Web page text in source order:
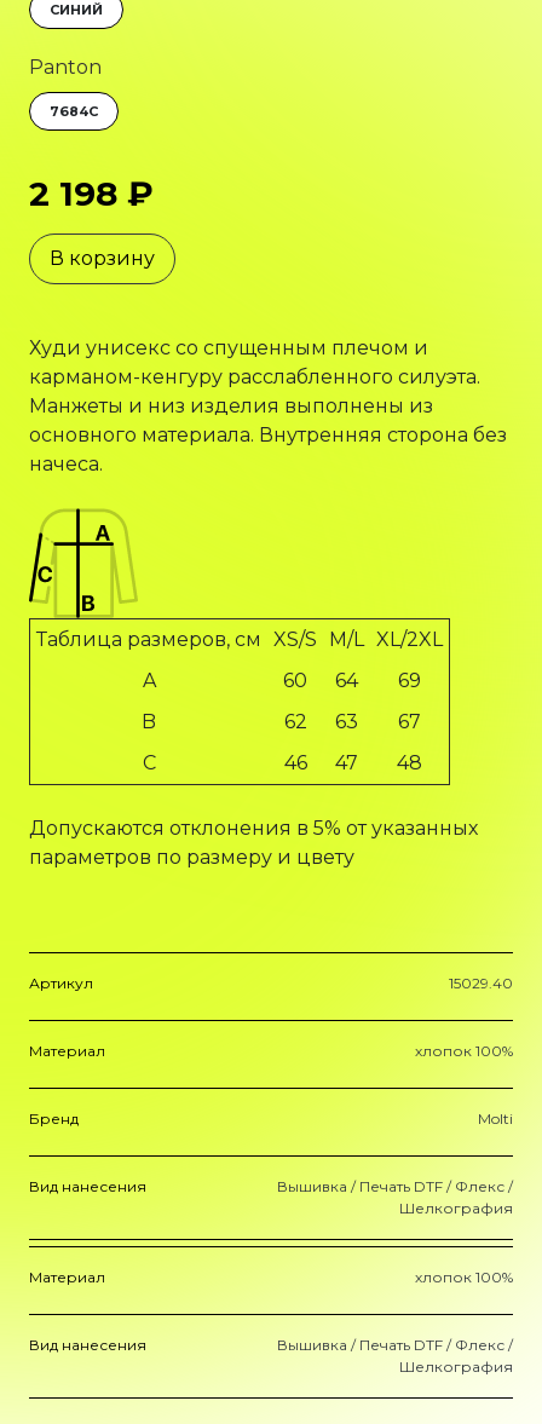
СИНИЙ
Panton
7684C
2 198 ₽
В корзину
Худи унисекс со спущенным плечом и
карманом-кенгуру расслабленного силуэта.
Манжеты и низ изделия выполнены из
основного материала. Внутренняя сторона без
начеса.
Таблица размеров, см XS/S M/L XL/2XL
A
60 64
69
B
62 63
67
C
46 47 48
Допускаются отклонения в 5% от указанных
параметров по размеру и цвету
Артикул 15029.40
Материал хлопок 100%
Бренд Molti
Вид нанесения
Вышивка / Печать DTF / Флекс /
Шелкография
Материал хлопок 100%
Вид нанесения
Вышивка / Печать DTF / Флекс /
Шелкография